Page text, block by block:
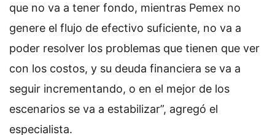
que no va a tener fondo, mientras Pemex no
genere el flujo de efectivo suficiente, no va a
poder resolver los problemas que tienen que ver
con los costos, y su deuda financiera se va a
seguir incrementando, o en el mejor de los
escenarios se va a estabilizar”, agregó el
especialista.